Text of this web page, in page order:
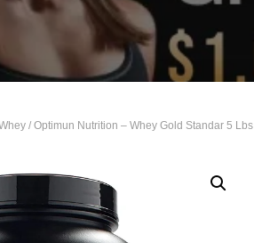
/ Optimun Nutrition – Whey Gold Standar 5 Lbs